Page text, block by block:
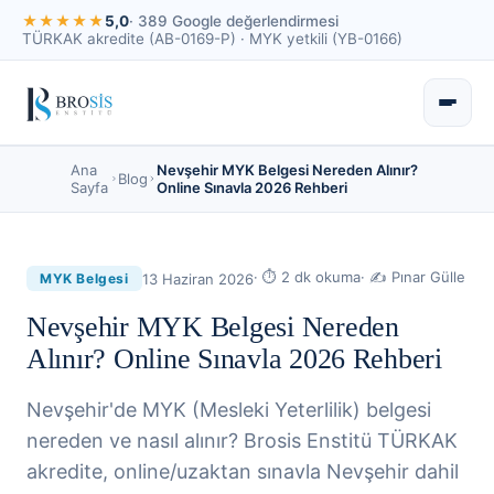
★★★★★5,0· 389 Google değerlendirmesi
TÜRKAK akredite (AB-0169-P) · MYK yetkili (YB-0166)
Ana
Sayfa
Blog
Nevşehir MYK Belgesi Nereden Alınır?
Online Sınavla 2026 Rehberi
MYK Belgesi 13 Haziran 2026· ⏱ 2 dk okuma· ✍ Pınar Gülle
Nevşehir MYK Belgesi Nereden
Alınır? Online Sınavla 2026 Rehberi
Nevşehir'de MYK (Mesleki Yeterlilik) belgesi
nereden ve nasıl alınır? Brosis Enstitü TÜRKAK
akredite, online/uzaktan sınavla Nevşehir dahil